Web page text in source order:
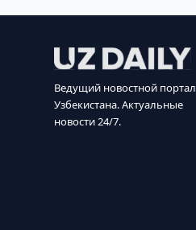
Ведущий новостной портал
Узбекистана. Актуальные
новости 24/7.